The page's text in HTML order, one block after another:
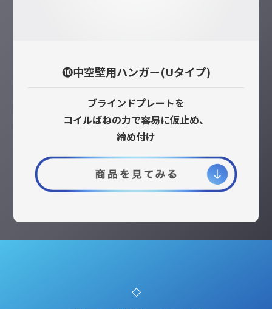
❿中空壁用ハンガー(Uタイプ)
ブラインドプレートを
コイルばねの力で容易に仮止め、
締め付け